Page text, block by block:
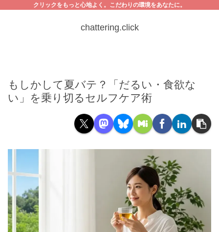
クリックをもっと心地よく。こだわりの環境をあなたに。
chattering.click
もしかして夏バテ？「だるい・食欲な
い」を乗り切るセルフケア術